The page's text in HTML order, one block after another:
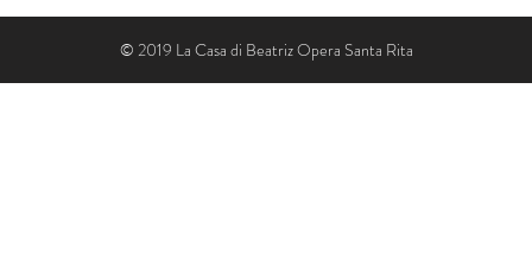
© 2019 La Casa di Beatriz Opera Santa Rita